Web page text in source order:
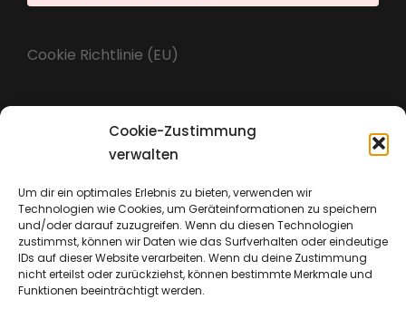
Cookie-Zustimmung
verwalten
Um dir ein optimales Erlebnis zu bieten, verwenden wir
Technologien wie Cookies, um Geräteinformationen zu speichern
und/oder darauf zuzugreifen. Wenn du diesen Technologien
zustimmst, können wir Daten wie das Surfverhalten oder eindeutige
IDs auf dieser Website verarbeiten. Wenn du deine Zustimmung
nicht erteilst oder zurückziehst, können bestimmte Merkmale und
Funktionen beeinträchtigt werden.
Cookie Richtlinie (EU)
Datenschutz